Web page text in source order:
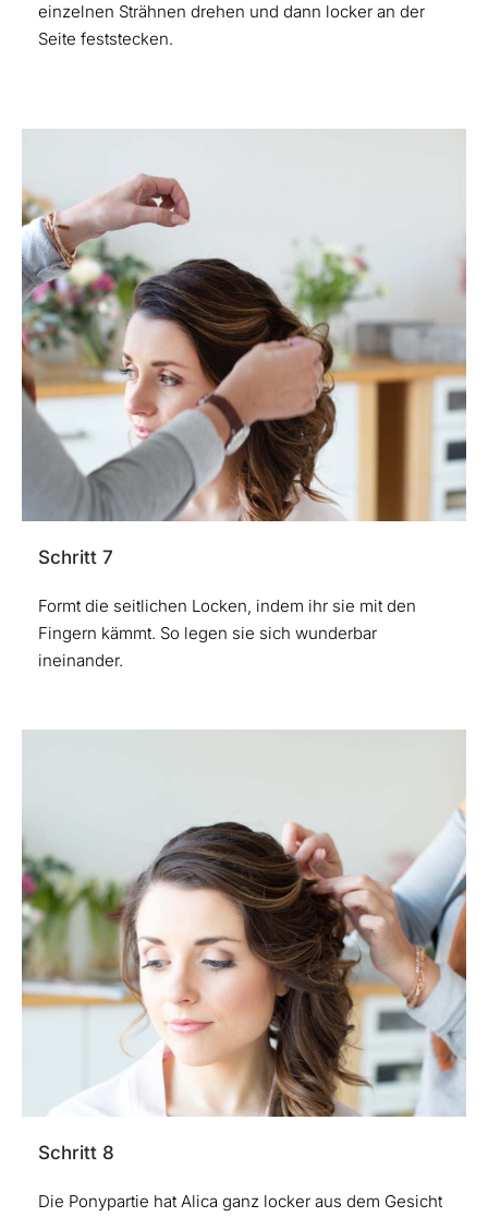
einzelnen Strähnen drehen und dann locker an der
Seite feststecken.
Schritt 7
Formt die seitlichen Locken, indem ihr sie mit den
Fingern kämmt. So legen sie sich wunderbar
ineinander.
Schritt 8
Die Ponypartie hat Alica ganz locker aus dem Gesicht